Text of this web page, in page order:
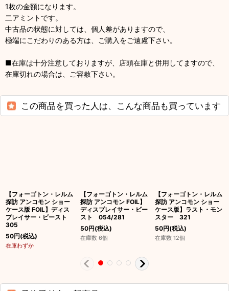
1枚の金額になります。
二アミントです。
中古品の状態に対しては、個人差がありますので、
極端にこだわりのある方は、ご購入をご遠慮下さい。
■在庫は十分注意しておりますが、店頭在庫と併用してますので、
在庫切れの場合は、ご容赦下さい。
この商品を買った人は、こんな商品も買っています
【フォーゴトン・レルム
探訪 アンコモン ショー
ケース版 FOIL】ディス
プレイサー・ビースト
305
50円(税込)
在庫わずか
【フォーゴトン・レルム
探訪 アンコモン FOIL】
ディスプレイサー・ビー
スト 054/281
50円(税込)
在庫数 6個
【フォーゴトン・レルム
探訪 アンコモン ショー
ケース版】ラスト・モン
スター 321
50円(税込)
在庫数 12個